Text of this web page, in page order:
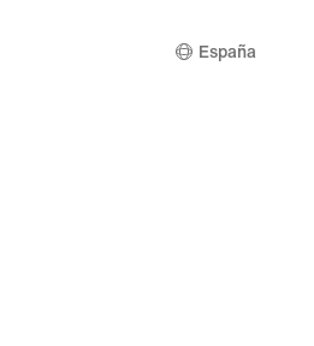
España